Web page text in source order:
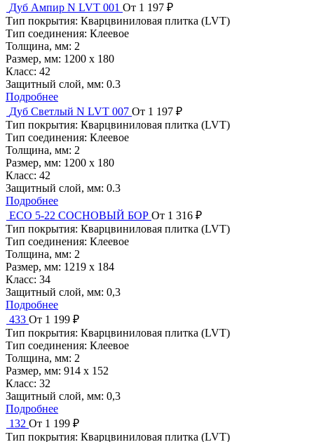
Дуб Ампир N LVT 001 От 1 197 ₽
Тип покрытия: Кварцвиниловая плитка (LVT)
Тип соединения: Клеевое
Толщина, мм: 2
Размер, мм: 1200 х 180
Класс: 42
Защитный слой, мм: 0.3
Подробнее
Дуб Светлый N LVT 007 От 1 197 ₽
Тип покрытия: Кварцвиниловая плитка (LVT)
Тип соединения: Клеевое
Толщина, мм: 2
Размер, мм: 1200 х 180
Класс: 42
Защитный слой, мм: 0.3
Подробнее
ЕСО 5-22 СОСНОВЫЙ БОР От 1 316 ₽
Тип покрытия: Кварцвиниловая плитка (LVT)
Тип соединения: Клеевое
Толщина, мм: 2
Размер, мм: 1219 x 184
Класс: 34
Защитный слой, мм: 0,3
Подробнее
433 От 1 199 ₽
Тип покрытия: Кварцвиниловая плитка (LVT)
Тип соединения: Клеевое
Толщина, мм: 2
Размер, мм: 914 х 152
Класс: 32
Защитный слой, мм: 0,3
Подробнее
132 От 1 199 ₽
Тип покрытия: Кварцвиниловая плитка (LVT)